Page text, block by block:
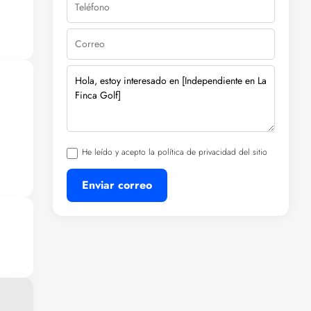
He leído y acepto la política de privacidad del sitio
Enviar correo